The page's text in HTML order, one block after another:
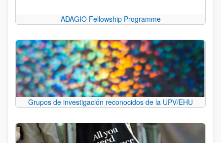
ADAGIO Fellowship Programme
Grupos de investigación reconocidos de la UPV/EHU